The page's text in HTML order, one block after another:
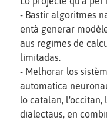
- Bastir algoritmes
entà generar
aus regimes de
limitadas.
- Melhorar los
automatica
lo catalan, l'occitan,
dialectaus, en